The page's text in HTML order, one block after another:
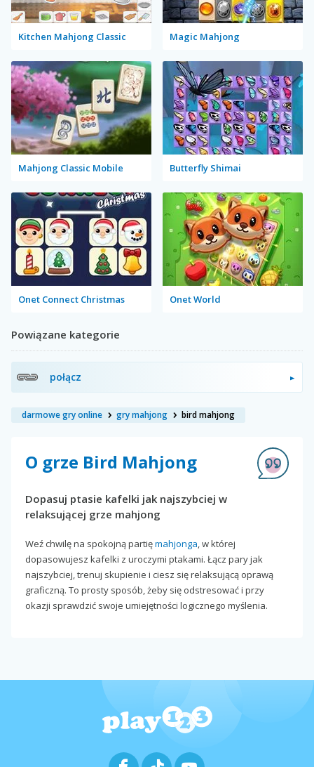
Kitchen Mahjong Classic Magic Mahjong
Mahjong Classic Mobile Butterfly Shimai
Onet Connect Christmas Onet World
Powiązane kategorie
połącz
darmowe gry online gry mahjong bird mahjong
O grze Bird Mahjong
Dopasuj ptasie kafelki jak najszybciej w
relaksującej grze mahjong
Weź chwilę na spokojną partięmahjonga, w której
dopasowujesz kafelki z uroczymi ptakami. Łącz pary jak
najszybciej, trenuj skupienie i ciesz się relaksującą oprawą
graficzną. To prosty sposób, żeby się odstresować i przy
okazji sprawdzić swoje umiejętności logicznego myślenia.